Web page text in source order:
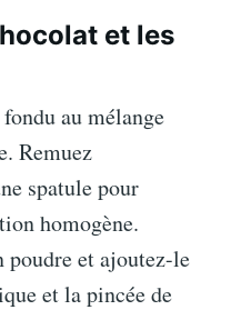
et les
au mélange
Remuez
spatule pour
homogène.
poudre et ajoutez-le
et la pincée de